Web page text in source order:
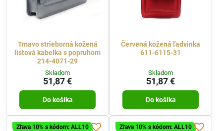
Tmavo strieborná kožená
listová kabelka s popruhom
214-4071-29
Skladom
51,87 €
Do košíka
Červená kožená ľadvinka
611-6115-31
Skladom
51,87 €
Do košíka
Zľava 10% s kódom: ALL10 Zľava 10% s kódom: ALL10